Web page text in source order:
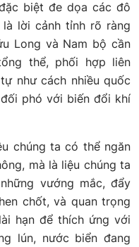
biệt đe dọa các đô
lời cảnh tỉnh rõ ràng
Long và Nam bộ cần
thể, phối hợp liên
như cách nhiều quốc
phó với biến đổi khí
chúng ta có thể ngăn
mà là liệu chúng ta
vướng mắc, đẩy
chốt, và quan trọng
hạn để thích ứng với
lún, nước biển đang